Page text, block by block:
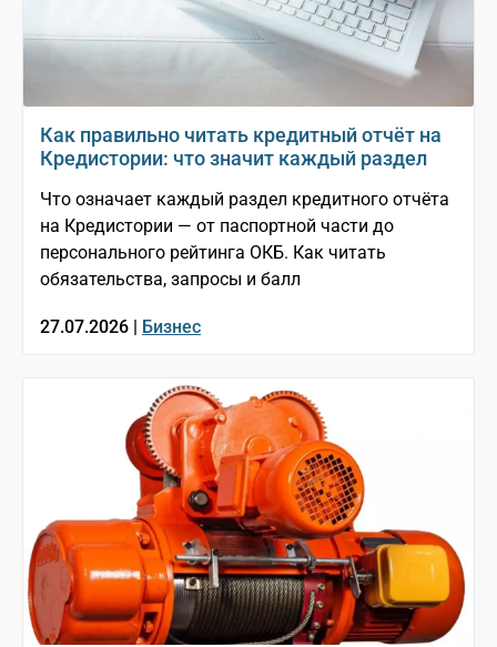
Как правильно читать кредитный отчёт на
Кредистории: что значит каждый раздел
Что означает каждый раздел кредитного отчёта
на Кредистории — от паспортной части до
персонального рейтинга ОКБ. Как читать
обязательства, запросы и балл
27.07.2026 | Бизнес